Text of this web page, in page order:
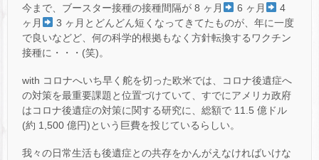
今まで、ブースター接種の接種間隔が 8 ヶ月 6 ヶ月
4
ヶ月
3 ヶ月とどんどん短くなってきてたものが、年に一度
で良いなどど、何の科学的根拠もなく方針転換するワクチン
接種に・・・(笑)。
with コロナへいち早く舵を切った欧米では、コロナ後遺症へ
の対策を最重要課題と位置づけていて、すでにアメリカ政府
はコロナ後遺症の対策に関する研究に、総額で 11.5 億ドル
(約 1,500 億円)という巨費を投じているらしい。
我々の日常生活も後遺症との共存をかんがえなければいけな